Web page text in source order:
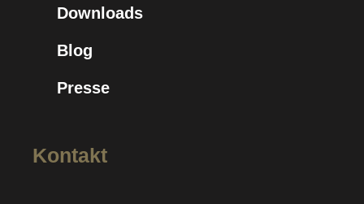
Downloads
Blog
Presse
Kontakt